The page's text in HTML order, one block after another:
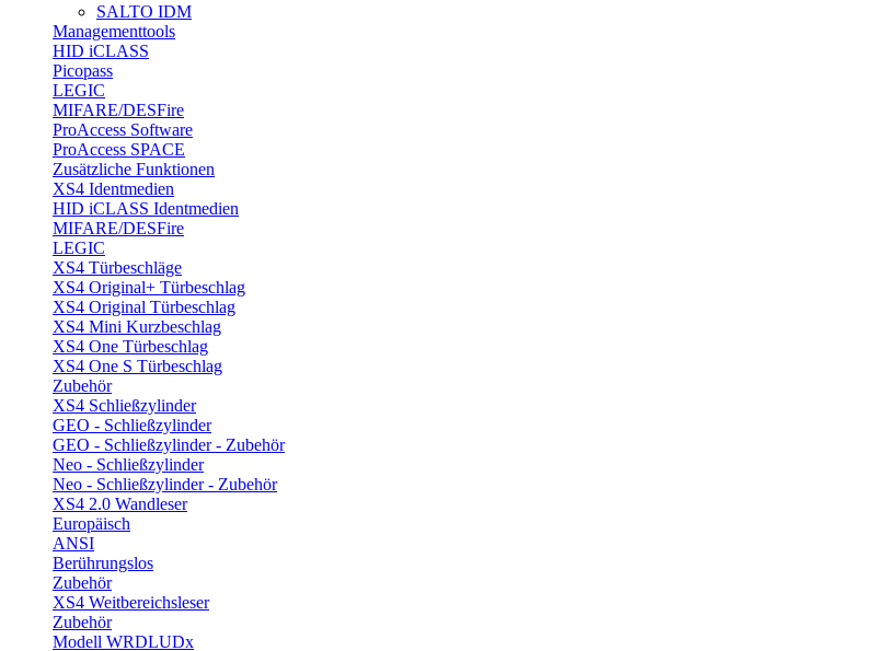
SALTO IDM
Managementtools
HID iCLASS
Picopass
LEGIC
MIFARE/DESFire
ProAccess Software
ProAccess SPACE
Zusätzliche Funktionen
XS4 Identmedien
HID iCLASS Identmedien
MIFARE/DESFire
LEGIC
XS4 Türbeschläge
XS4 Original+ Türbeschlag
XS4 Original Türbeschlag
XS4 Mini Kurzbeschlag
XS4 One Türbeschlag
XS4 One S Türbeschlag
Zubehör
XS4 Schließzylinder
GEO - Schließzylinder
GEO - Schließzylinder - Zubehör
Neo - Schließzylinder
Neo - Schließzylinder - Zubehör
XS4 2.0 Wandleser
Europäisch
ANSI
Berührungslos
Zubehör
XS4 Weitbereichsleser
Zubehör
Modell WRDLUDx